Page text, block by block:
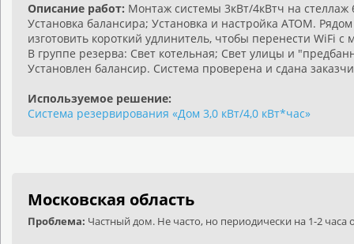
Описание работ: Монтаж системы 3кВт/4кВтч на
Установка балансира; Установка и настройка АТОМ.
изготовить короткий удлинитель, чтобы перенести WiFi
В группе резерва: Свет котельная; Свет улицы и
Установлен балансир. Система проверена и сдана
Используемое решение:
Система резервирования «Дом 3,0 кВт/4,0 кВт*час»
Московская область
Проблема: Частный дом. Не часто, но периодически на 1-2 часа